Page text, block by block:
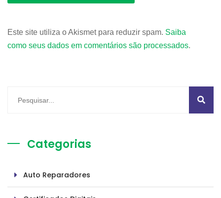
Este site utiliza o Akismet para reduzir spam. Saiba
como seus dados em comentários são processados.
Categorias
Auto Reparadores